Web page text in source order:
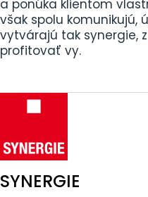
a ponúka klientom
však spolu komunikujú,
vytvárajú tak synergie,
profitovať vy.
SYNERGIE